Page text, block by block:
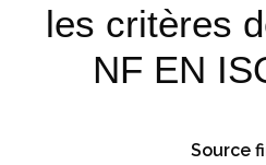
les critères
NF EN
Source